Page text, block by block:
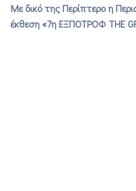
Με δικό της Περίπτερο η
έκθεση «7η ΕΞΠΟΤΡΟΦ THE